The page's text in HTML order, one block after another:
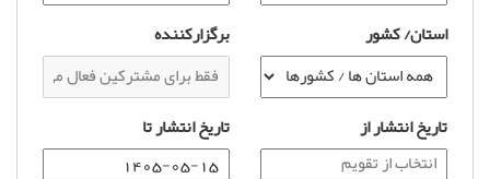
استان/ کشور برگزارکننده
تاریخ انتشار از تاریخ انتشار تا